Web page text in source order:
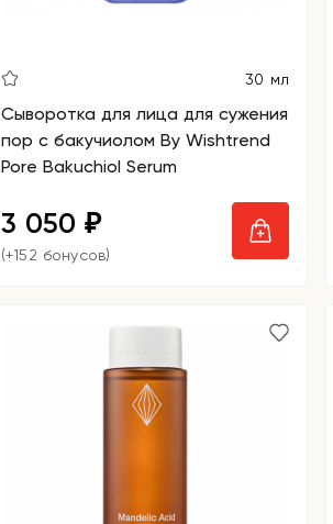
30 мл
Сыворотка для лица для сужения
пор с бакучиолом By Wishtrend
Pore Bakuchiol Serum
3 050 ₽
(+152 бонусов)